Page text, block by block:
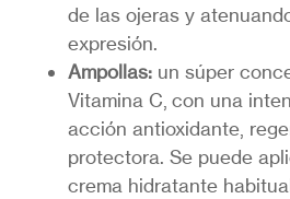
de las ojeras y
expresión.
Ampollas: un súper
Vitamina C, con una
acción antioxidante,
protectora. Se puede
crema hidratante